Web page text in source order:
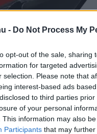
- Do Not Process My
opt-out of the sale,
for targeted
selection. Please note that
interest-based ads
to third parties
of your personal
This information may also
Participants that may further